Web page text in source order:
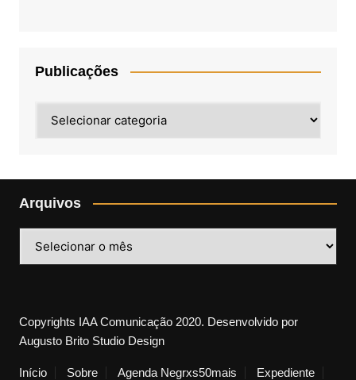
Publicações
Arquivos
Copyrights IAA Comunicação 2020. Desenvolvido por
Augusto Brito Studio Design
Início Sobre Agenda Negrxs50mais Expediente